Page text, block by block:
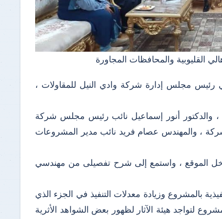
القليوبية والمحافظات المجاورة
رئيس مجلس إدارة شركة وادي النيل للمقاولات ،
، والدكتور أنور إسماعيل نائب رئيس مجلس شركة
، والمهندس عصام فريد نائب مدير المشروعات
الموقع ، واستمع إلى شرح تفصيلى من مهندسي
بالمشروع وزيادة معدلات التنفيذ في الجزء الذي
لتواجد هيئة الآثار لظهور بعض الشواهد الأثرية